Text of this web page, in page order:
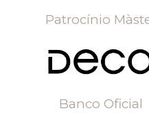
Patrocínio
Banco Oficial